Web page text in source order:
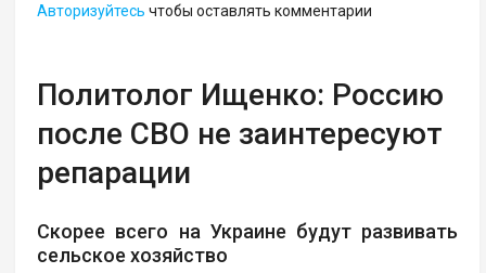
Авторизуйтесь чтобы оставлять комментарии
Политолог Ищенко: Россию
после СВО не заинтересуют
репарации
Скорее всего на Украине будут развивать
сельское хозяйство